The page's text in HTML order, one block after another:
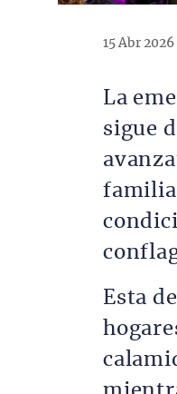
15 Abr
La
sigue
Esta